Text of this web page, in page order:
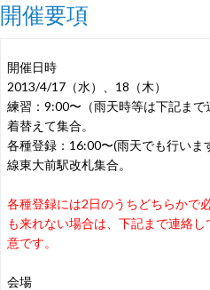
開催要項
開催日時
2013/4/17（水）、18（木）
練習：9:00〜（雨天時等は下記ま
着替えて集合。
各種登録：16:00〜(雨天でも行いま
線東大前駅改札集合。
各種登録には2日のうちどちらかで
も来れない場合は、下記まで連絡
意です。
会場